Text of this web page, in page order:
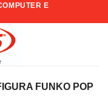
E
FUNKO POP